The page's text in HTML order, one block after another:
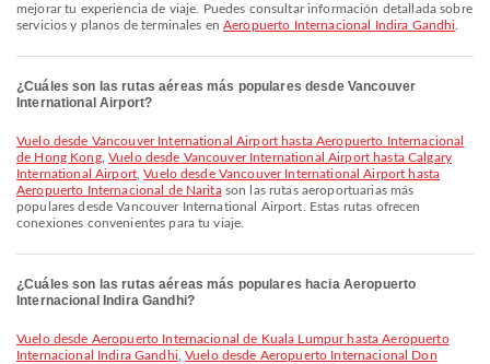
mejorar tu experiencia de viaje. Puedes consultar información detallada sobre
servicios y planos de terminales enAeropuerto Internacional Indira Gandhi
¿Cuáles son las rutas aéreas más populares desde Vancouver
International Airport?
Vuelo desde Vancouver International Airport hasta Aeropuerto Internacional
de Hong Kong, Vuelo desde Vancouver International Airport hasta Calgary
International Airport,Vuelo desde Vancouver International Airport hasta
Aeropuerto Internacional de Naritason las rutas aeroportuarias más
populares desde Vancouver International Airport. Estas rutas ofrecen
conexiones convenientes para tu viaje.
¿Cuáles son las rutas aéreas más populares hacia Aeropuerto
Internacional Indira Gandhi?
Vuelo desde Aeropuerto Internacional de Kuala Lumpur hasta Aeropuerto
Internacional Indira Gandhi ,Vuelo desde Aeropuerto Internacional Don